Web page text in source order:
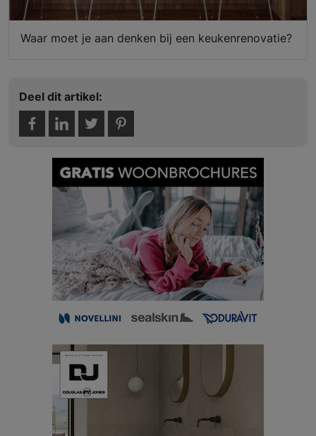
Waar moet je aan denken bij een keukenrenovatie?
Deel dit artikel: